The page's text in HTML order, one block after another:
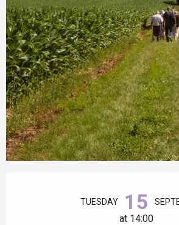
TUESDAY 15
at 14:00